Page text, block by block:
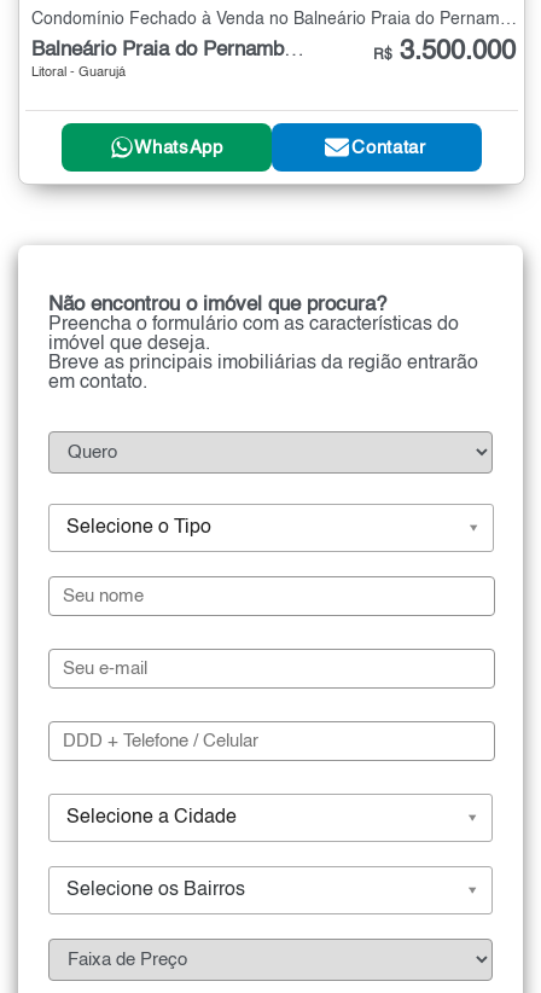
Condomínio Fechado à Venda no Balneário Praia do Pernambuco com 5 quartos - 421 m²
Balneário Praia do Pernambuco
Litoral - Guarujá
R$ 3.500.000
WhatsApp Contatar
Não encontrou o imóvel que procura?
Preencha o formulário com as características do
imóvel que deseja.
Breve as principais imobiliárias da região entrarão
em contato.
Selecione o Tipo
Selecione a Cidade
Selecione os Bairros